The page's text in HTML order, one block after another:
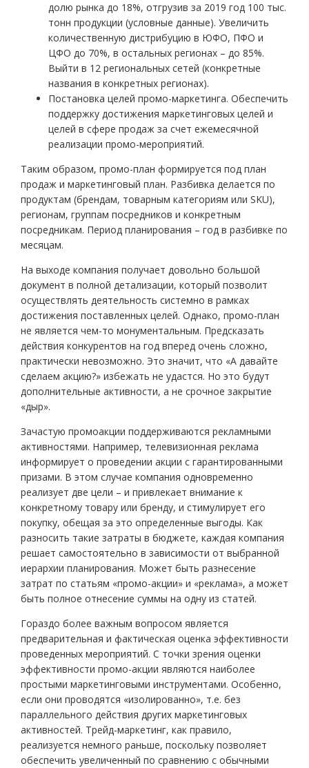
долю рынка до 18%, отгрузив за 2019 год 100 тыс.
тонн продукции (условные данные). Увеличить
количественную дистрибуцию в ЮФО, ПФО и
ЦФО до 70%, в остальных регионах – до 85%.
Выйти в 12 региональных сетей (конкретные
названия в конкретных регионах).
Постановка целей промо-маркетинга. Обеспечить
поддержку достижения маркетинговых целей и
целей в сфере продаж за счет ежемесячной
реализации промо-мероприятий.
Таким образом, промо-план формируется под план
продаж и маркетинговый план. Разбивка делается по
продуктам (брендам, товарным категориям или SKU),
регионам, группам посредников и конкретным
посредникам. Период планирования – год в разбивке по
месяцам.
На выходе компания получает довольно большой
документ в полной детализации, который позволит
осуществлять деятельность системно в рамках
достижения поставленных целей. Однако, промо-план
не является чем-то монументальным. Предсказать
действия конкурентов на год вперед очень сложно,
практически невозможно. Это значит, что «А давайте
сделаем акцию?» избежать не удастся. Но это будут
дополнительные активности, а не срочное закрытие
«дыр».
Зачастую промоакции поддерживаются рекламными
активностями. Например, телевизионная реклама
информирует о проведении акции с гарантированными
призами. В этом случае компания одновременно
реализует две цели – и привлекает внимание к
конкретному товару или бренду, и стимулирует его
покупку, обещая за это определенные выгоды. Как
разносить такие затраты в бюджете, каждая компания
решает самостоятельно в зависимости от выбранной
иерархии планирования. Может быть разнесение
затрат по статьям «промо-акции» и «реклама», а может
быть полное отнесение суммы на одну из статей.
Гораздо более важным вопросом является
предварительная и фактическая оценка эффективности
проведенных мероприятий. С точки зрения оценки
эффективности промо-акции являются наиболее
простыми маркетинговыми инструментами. Особенно,
если они проводятся «изолированно», т.е. без
параллельного действия других маркетинговых
активностей. Трейд-маркетинг, как правило,
реализуется немного раньше, поскольку позволяет
обеспечить увеличенный по сравнению с обычными